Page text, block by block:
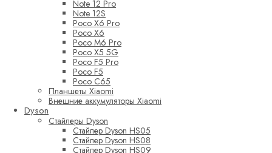
Note 12 Pro
Note 12S
Poco X6 Pro
Poco X6
Poco M6 Pro
Poco X5 5G
Poco F5 Pro
Poco F5
Poco C65
Планшеты Xiaomi
Внешние аккумуляторы Xiaomi
Dyson
Стайлеры Dyson
Стайлер Dyson HS05
Стайлер Dyson HS08
Стайлер Dyson HS09